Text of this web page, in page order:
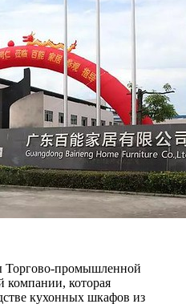
Торгово-промышленной
компании, которая
кухонных шкафов из